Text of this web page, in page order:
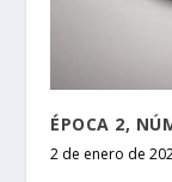
ÉPOCA 2,
2 de enero de